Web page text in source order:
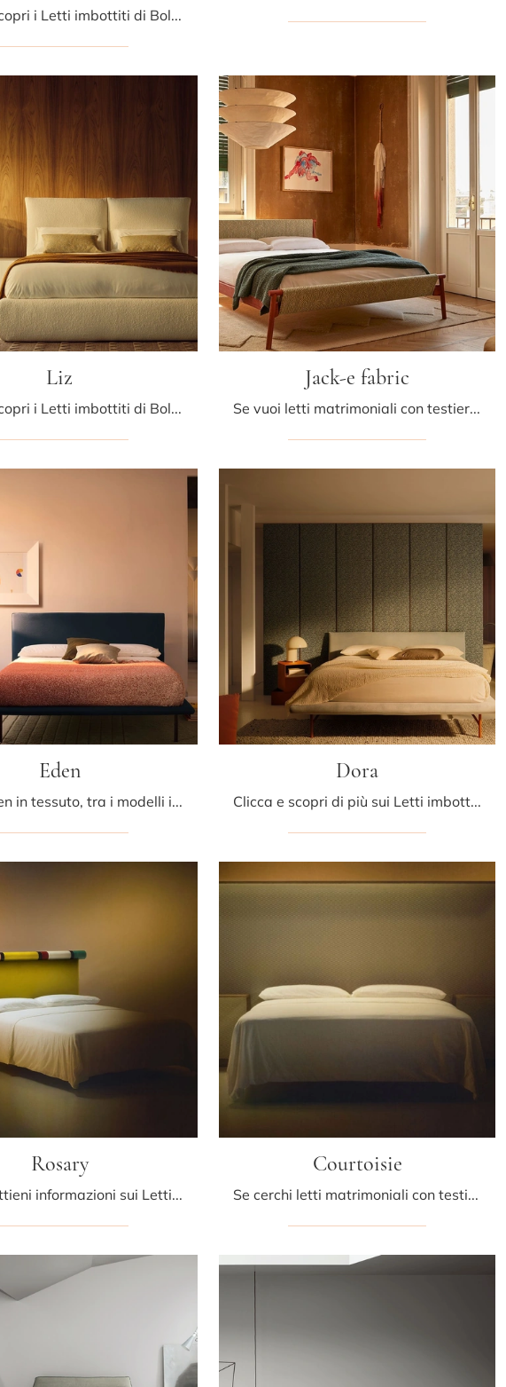
Clicca e scopri i Letti imbottiti di Bolzan Letti! Il modello Noah deluxe Maison Extra Large in tessuto ti aspetta nelle versioni matrimoniali.
Liz
Clicca e scopri i Letti imbottiti di Bolzan Letti! Il modello Liz in tessuto ti aspetta nelle versioni matrimoniali.
Jack-e fabric
Se vuoi letti matrimoniali con testiera, eccoti il modello Jack-e fabric in tessuto per arricchire la zona notte.
Eden
Il letto Eden in tessuto, tra i modelli imbottiti matrimoniali moderni di Bolzan Letti, è pensato per garantirti il sonno più profondo.
Dora
Clicca e scopri di più sui Letti imbottiti: se cerchi modelli matrimoniali design, il modello Dora Bolzan Letti fa al caso tuo.
Rosary
Clicca e ottieni informazioni sui Letti con testiera: se cerchi modelli matrimoniali design, il modello Rosary Bolzan Letti fa per te.
Courtoisie
Se cerchi letti matrimoniali con testiera, ecco qui il modello Courtoisie in tessuto per valorizzare la zona notte.